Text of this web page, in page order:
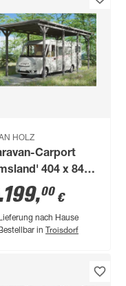
HOLZ
Carport
404 x 846
schiefergrau
,00 €
Lieferung nach Hause
Bestellbar in Troisdorf